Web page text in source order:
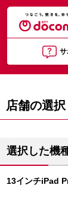
サ
店舗の選択
選択した機
13インチiPad